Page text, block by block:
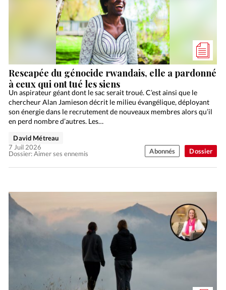
Dossier
Rescapée du génocide rwandais, elle a pardonné
à ceux qui ont tué les siens
Un aspirateur géant dont le sac serait troué. C’est ainsi que le
chercheur Alan Jamieson décrit le milieu évangélique, déployant
son énergie dans le recrutement de nouveaux membres alors qu’il
en perd nombre d’autres. Les…
Dossier: Aimer ses ennemis
David Métreau
7 Juil 2026
Abonnés